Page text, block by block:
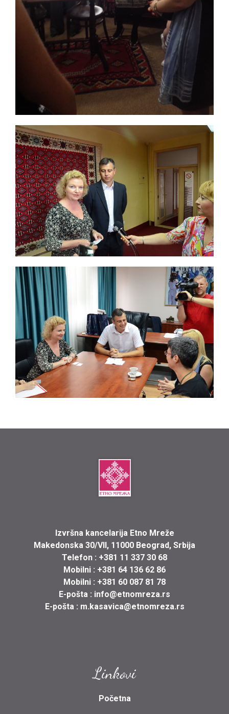
Izvršna kancelarija Etno Mreže
Makedonska 30/VII, 11000 Beograd, Srbija
Telefon : +381 11 337 30 68
Mobilni : +381 64 136 62 86
Mobilni : +381 60 087 81 78
E-pošta : info@etnomreza.rs
E-pošta : m.kasavica@etnomreza.rs
Linkovi
Početna